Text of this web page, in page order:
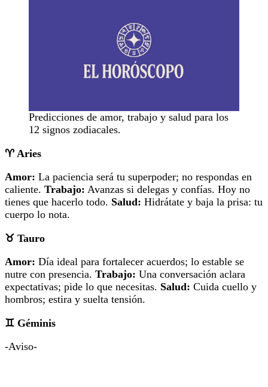
Predicciones de amor, trabajo y salud para los
12 signos zodiacales.
♈ Aries
Amor: La paciencia será tu superpoder; no respondas en
caliente. Trabajo: Avanzas si delegas y confías. Hoy no
tienes que hacerlo todo. Salud: Hidrátate y baja la prisa: tu
cuerpo lo nota.
♉ Tauro
Amor: Día ideal para fortalecer acuerdos; lo estable se
nutre con presencia. Trabajo: Una conversación aclara
expectativas; pide lo que necesitas. Salud: Cuida cuello y
hombros; estira y suelta tensión.
♊ Géminis
-Aviso-